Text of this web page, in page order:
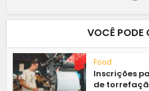
VOCÊ PODE
Food
Inscrições
de